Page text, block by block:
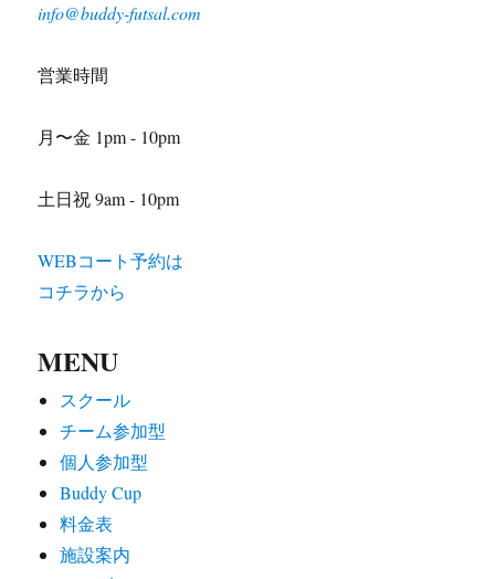
info@buddy-futsal.com
営業時間
月〜金 1pm - 10pm
土日祝 9am - 10pm
WEBコート予約は
コチラから
MENU
スクール
チーム参加型
個人参加型
Buddy Cup
料金表
施設案内